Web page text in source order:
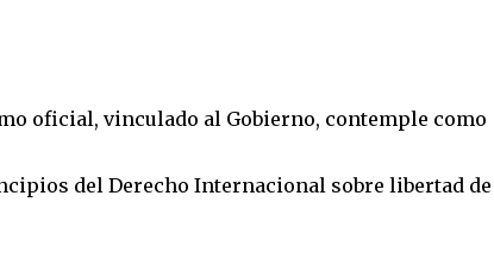
oficial, vinculado al Gobierno, contemple como
del Derecho Internacional sobre libertad de